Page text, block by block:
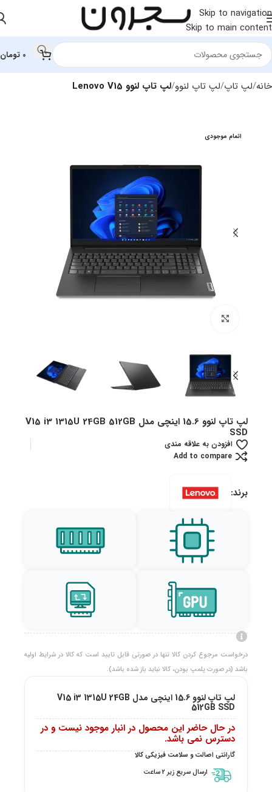
Skip to navigation
Skip to main content
0 تومان
خانه لپ تاپ لپ‌ تاپ لنوو لپ تاپ لنوو Lenovo V15
اتمام موجودی
لپ تاپ لنوو 15.6 اینچی مدل V15 i3 1315U 24GB 512GB
SSD
افزودن به علاقه مندی
Add to compare
برند:
درخواست مرجوع کردن کالا تنها در صورتی قابل تایید است که کالا در شرایط اولیه
باشد (در صورت پلمپ بودن، کالا نباید باز شده باشد).
لپ تاپ لنوو 15.6 اینچی مدل V15 i3 1315U 24GB
512GB SSD
در حال حاضر این محصول در انبار موجود نیست و در
دسترس نمی باشد.
گارانتی اصالت و سلامت فیزیکی کالا
ارسال سریع زیر 2 ساعت